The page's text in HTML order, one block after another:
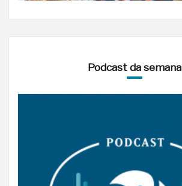
Podcast da semana